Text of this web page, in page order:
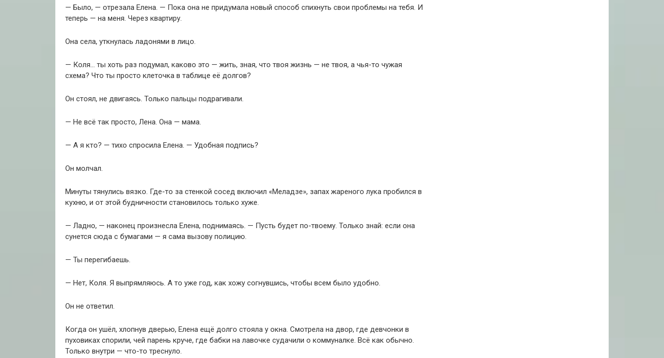
— Было, — отрезала Елена. — Пока она не придумала новый способ спихнуть свои проблемы на тебя. И
теперь — на меня. Через квартиру.
Она села, уткнулась ладонями в лицо.
— Коля… ты хоть раз подумал, каково это — жить, зная, что твоя жизнь — не твоя, а чья-то чужая
схема? Что ты просто клеточка в таблице её долгов?
Он стоял, не двигаясь. Только пальцы подрагивали.
— Не всё так просто, Лена. Она — мама.
— А я кто? — тихо спросила Елена. — Удобная подпись?
Он молчал.
Минуты тянулись вязко. Где-то за стенкой сосед включил «Меладзе», запах жареного лука пробился в
кухню, и от этой будничности становилось только хуже.
— Ладно, — наконец произнесла Елена, поднимаясь. — Пусть будет по-твоему. Только знай: если она
сунется сюда с бумагами — я сама вызову полицию.
— Ты перегибаешь.
— Нет, Коля. Я выпрямляюсь. А то уже год, как хожу согнувшись, чтобы всем было удобно.
Он не ответил.
Когда он ушёл, хлопнув дверью, Елена ещё долго стояла у окна. Смотрела на двор, где девчонки в
пуховиках спорили, чей парень круче, где бабки на лавочке судачили о коммуналке. Всё как обычно.
Только внутри — что-то треснуло.